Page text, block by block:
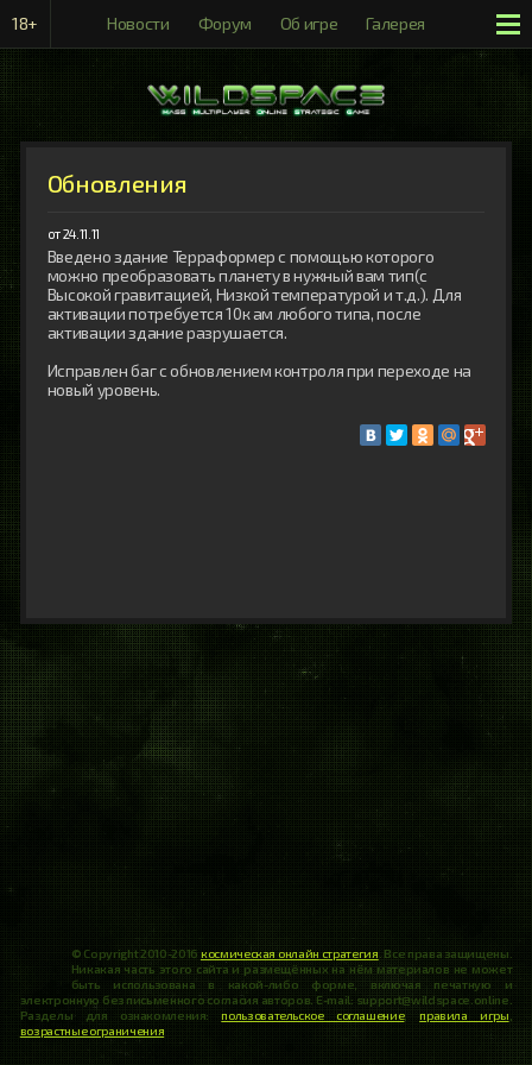
18+ Новости Форум Об игре Галерея
Обновления
от 24.11.11
Введено здание Терраформер с помощью которого
можно преобразовать планету в нужный вам тип(с
Высокой гравитацией, Низкой температурой и т.д.). Для
активации потребуется 10к ам любого типа, после
активации здание разрушается.
Исправлен баг с обновлением контроля при переходе на
новый уровень.
© Copyright 2010-2016 космическая онлайн стратегия . Все права защищены.
Никакая часть этого сайта и размещённых на нём материалов не может
быть использована в какой-либо форме, включая печатную и
электронную без письменного согласия авторов. E-mail: support@wildspace.online.
Разделы для ознакомления:пользовательское соглашение, правила игры
возрастные ограничения